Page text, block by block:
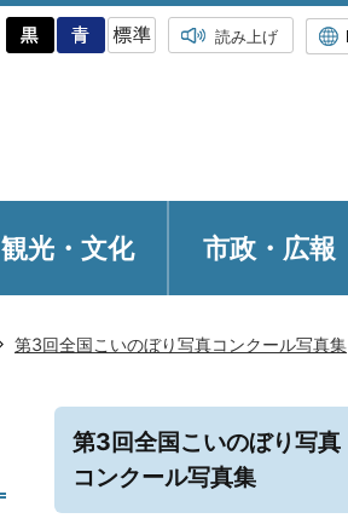
読み上げ
観光・ 文化 市政・広報
第3回全国こいのぼり写真コンクール写真集
第3回全国こいのぼり写真
コンクール写真集